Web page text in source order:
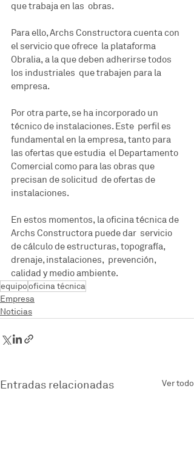
que trabaja en las  obras.
Para ello, Archs Constructora cuenta con
el servicio que ofrece  la plataforma
Obralia, a la que deben adherirse todos
los industriales  que trabajen para la
empresa.
Por otra parte, se ha incorporado un
técnico de instalaciones. Este  perfil es
fundamental en la empresa, tanto para
las ofertas que estudia  el Departamento
Comercial como para las obras que
precisan de solicitud  de ofertas de
instalaciones.
En estos momentos, la oficina técnica de
Archs Constructora puede dar  servicio
de cálculo de estructuras, topografía,
drenaje, instalaciones,  prevención,
calidad y medio ambiente.
equipooficina técnica
Empresa
Noticias
Entradas relacionadas Ver todo